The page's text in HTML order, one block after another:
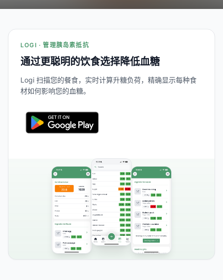
LOGI · 管理胰岛素抵抗
通过更聪明的饮食选择降低血糖
Logi 扫描您的餐食，实时计算升糖负荷，精确显示每种食
材如何影响您的血糖。